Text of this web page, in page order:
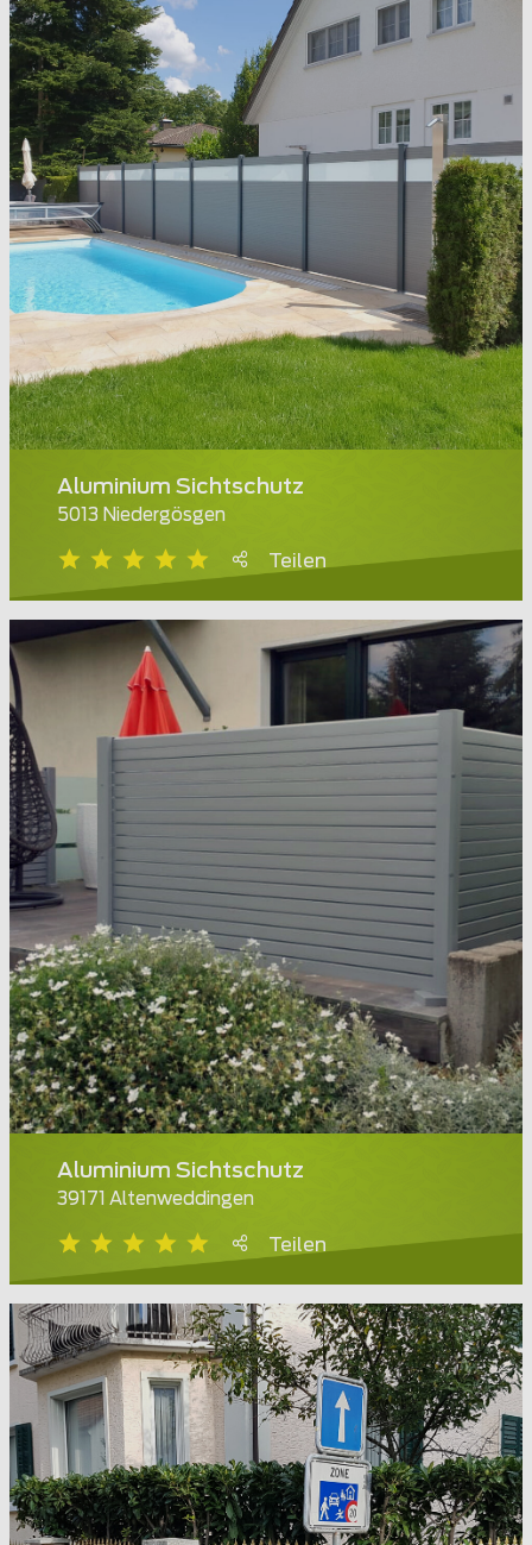
Aluminium Sichtschutz
5013 Niedergösgen
Teilen
Aluminium Sichtschutz
39171 Altenweddingen
Teilen